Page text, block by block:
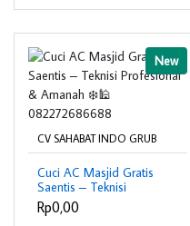
New
CV SAHABAT INDO GRUB
Cuci AC Masjid Gratis
Saentis – Teknisi
Profesional & Amanah
❄️🕌 082272686688
Rp0,00